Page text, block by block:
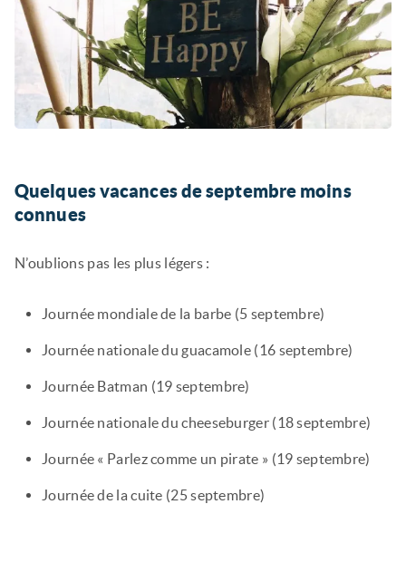
Quelques vacances de septembre moins
connues
N’oublions pas les plus légers :
Journée mondiale de la barbe (5 septembre)
Journée nationale du guacamole (16 septembre)
Journée Batman (19 septembre)
Journée nationale du cheeseburger (18 septembre)
Journée « Parlez comme un pirate » (19 septembre)
Journée de la cuite (25 septembre)